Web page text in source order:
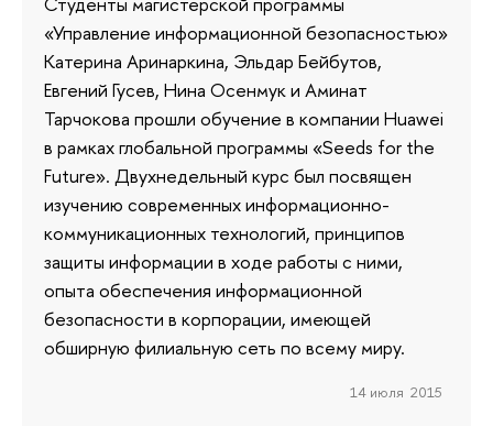
«Управление информационной безопасностью»
Катерина Аринаркина, Эльдар Бейбутов,
Евгений Гусев, Нина Осенмук и Аминат
Тарчокова прошли обучение в компании Huawei
в рамках глобальной программы «Seeds for the
Future». Двухнедельный курс был посвящен
изучению современных информационно-
коммуникационных технологий, принципов
защиты информации в ходе работы с ними,
опыта обеспечения информационной
безопасности в корпорации, имеющей
обширную филиальную сеть по всему миру.
14 июля 2015